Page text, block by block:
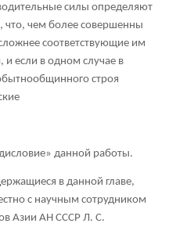
силы определяют
что, чем более совершенны
соответствующие им
если в одном случае в
строя
данной работы.
в данной главе,
с научным сотрудником
Азии АН СССР Л. С.